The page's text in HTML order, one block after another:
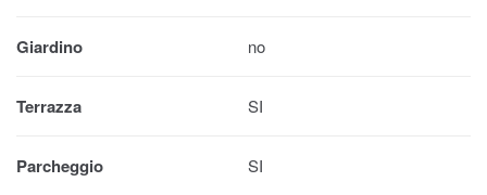
Giardino no
Terrazza SI
Parcheggio SI